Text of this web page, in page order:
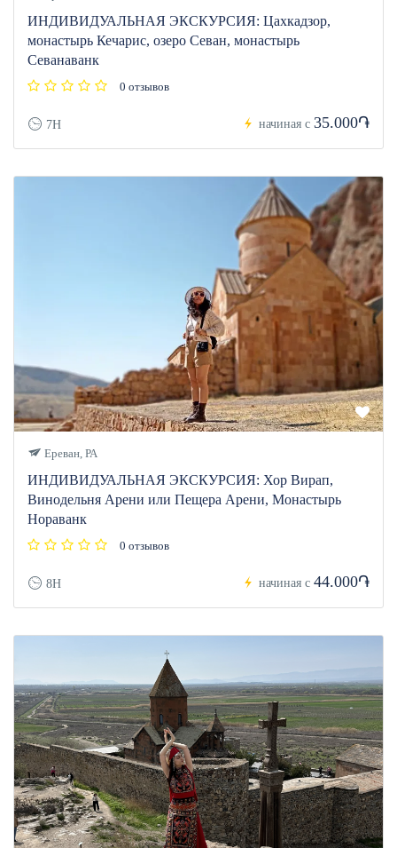
ИНДИВИДУАЛЬНАЯ ЭКСКУРСИЯ: Цахкадзор,
монастырь Кечарис, озеро Севан, монастырь
Севанаванк
0 отзывов
7H начиная с 35.000֏
Ереван, РА
ИНДИВИДУАЛЬНАЯ ЭКСКУРСИЯ: Хор Вирап,
Винодельня Арени или Пещера Арени, Монастырь
Нораванк
0 отзывов
8H начиная с 44.000֏